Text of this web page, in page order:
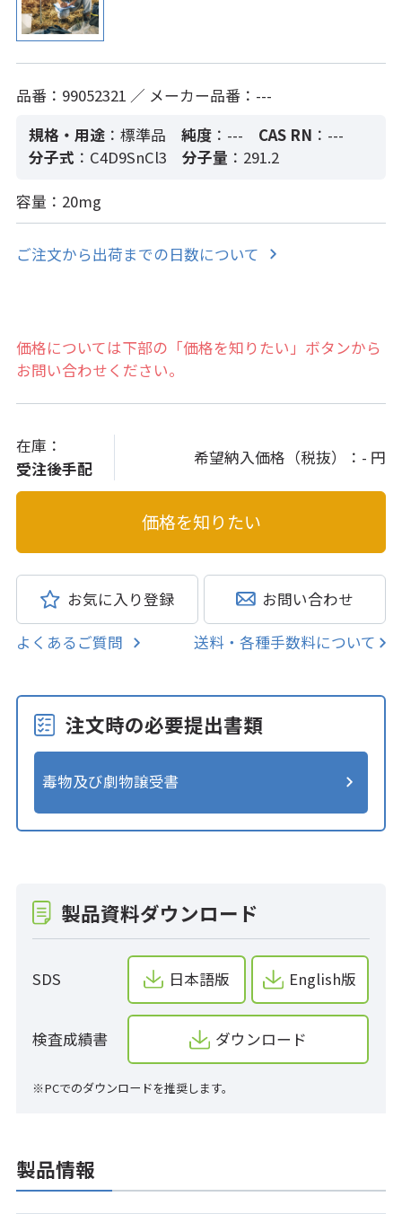
品番：99052321 ／ メーカー品番：---
規格・用途 ：標準品 純度：--- CAS RN ：---
分子式 ：C4D9SnCl3 分子量 ：291.2
容量：20mg
ご注文から出荷までの日数について
価格については下部の「価格を知りたい」ボタンから
お問い合わせください。
在庫：
受注後手配
希望納入価格（税抜）： - 円
お気に入り登録 お問い合わせ
よくあるご質問 送料・各種手数料について
注文時の必要提出書類
毒物及び劇物譲受書
製品資料ダウンロード
SDS 日本語版 English版
検査成績書 ダウンロード
※PCでのダウンロードを推奨します。
製品情報